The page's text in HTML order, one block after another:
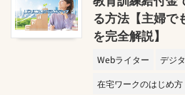
る方法【主婦で
を完全解説】
Webライター デジ
在宅ワークのはじめ方